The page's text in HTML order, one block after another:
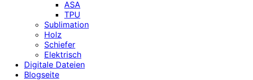
ASA
TPU
Sublimation
Holz
Schiefer
Elektrisch
Digitale Dateien
Blogseite